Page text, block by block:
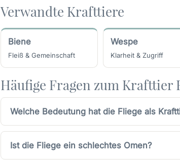
Verwandte Krafttiere
Biene
Fleiß & Gemeinschaft
Wespe
Klarheit & Zugriff
Häufige Fragen zum Krafttier
Welche Bedeutung hat die Fliege als
Ist die Fliege ein schlechtes Omen?